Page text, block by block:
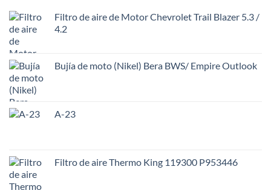
Filtro de aire de Motor Chevrolet Trail Blazer 5.3 /
4.2
Bujía de moto (Nikel) Bera BWS/ Empire Outlook
A-23
Filtro de aire Thermo King 119300 P953446